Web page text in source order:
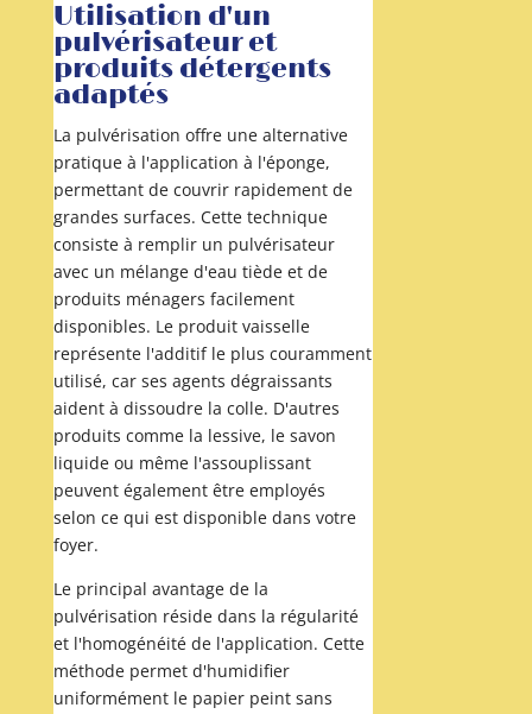
Utilisation d'un
pulvérisateur et
produits détergents
adaptés
La pulvérisation offre une alternative
pratique à l'application à l'éponge,
permettant de couvrir rapidement de
grandes surfaces. Cette technique
consiste à remplir un pulvérisateur
avec un mélange d'eau tiède et de
produits ménagers facilement
disponibles. Le produit vaisselle
représente l'additif le plus couramment
utilisé, car ses agents dégraissants
aident à dissoudre la colle. D'autres
produits comme la lessive, le savon
liquide ou même l'assouplissant
peuvent également être employés
selon ce qui est disponible dans votre
foyer.
Le principal avantage de la
pulvérisation réside dans la régularité
et l'homogénéité de l'application. Cette
méthode permet d'humidifier
uniformément le papier peint sans